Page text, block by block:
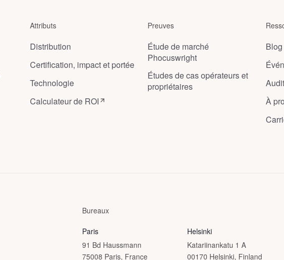
Attributs
Distribution
Certification, impact et portée
Technologie
Calculateur de ROI
Preuves
Étude de marché
Phocuswright
Études de cas opérateurs et
propriétaires
Blog
À
Bureaux
Paris
91 Bd Haussmann
75008 Paris, France
Helsinki
Katariinankatu 1 A
00170 Helsinki, Finland